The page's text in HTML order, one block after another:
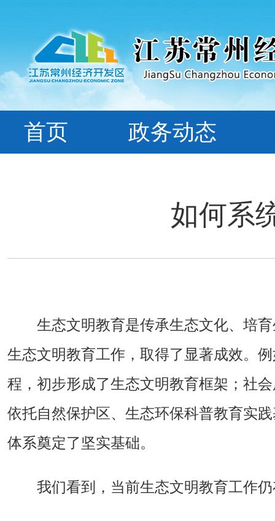
首页 政务动态
如何系
生态文明教育是传承生态文化、培
生态文明教育工作，取得了显著成效。
程，初步形成了生态文明教育框架；社
依托自然保护区、生态环保科普教育实
体系奠定了坚实基础。
我们看到，当前生态文明教育工作